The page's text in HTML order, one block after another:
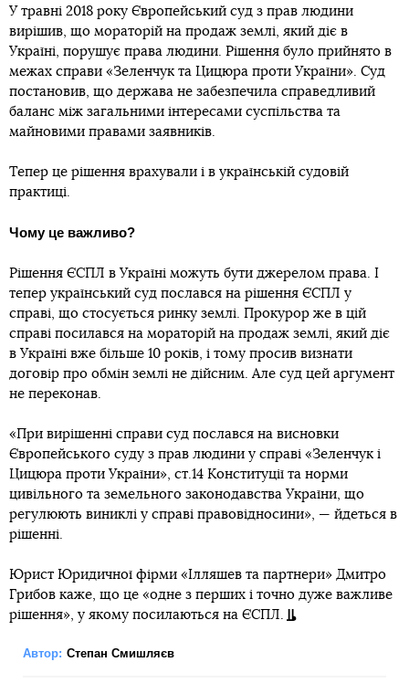
У травні 2018 року Європейський суд з прав людини
вирішив, що мораторій на продаж землі, який діє в
Україні, порушує права людини. Рішення було прийнято в
межах справи «Зеленчук та Цицюра проти України». Суд
постановив, що держава не забезпечила справедливий
баланс між загальними інтересами суспільства та
майновими правами заявників.
Тепер це рішення врахували і в українській судовій
практиці.
Чому це важливо?
Рішення ЄСПЛ в Україні можуть бути джерелом права. І
тепер український суд послався на рішення ЄСПЛ у
справі, що стосується ринку землі. Прокурор же в цій
справі посилався на мораторій на продаж землі, який діє
в Україні вже більше 10 років, і тому просив визнати
договір про обмін землі не дійсним. Але суд цей аргумент
не переконав.
«При вирішенні справи суд послався на висновки
Європейського суду з прав людини у справі «Зеленчук і
Цицюра проти України», ст.14 Конституції та норми
цивільного та земельного законодавства України, що
регулюють виниклі у справі правовідносини», — йдеться в
рішенні.
Юрист Юридичної фірми «Ілляшев та партнери» Дмитро
Грибов каже, що це «одне з перших і точно дуже важливе
рішення», у якому посилаються на ЄСПЛ.
Автор: Степан Смишляєв